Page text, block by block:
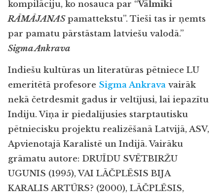
kompilāciju, ko nosauca par “Vālmīki
RĀMĀJANASpamattekstu”. Tieši tas ir ņemts
par pamatu pārstāstam latviešu valodā.”
Sigma Ankrava
Indiešu kultūras un literatūras pētniece LU
emeritētā profesore Sigma Ankrava vairāk
nekā četrdesmit gadus ir veltījusi, lai iepazītu
Indiju. Viņa ir piedalījusies starptautisku
pētniecisku projektu realizēšanā Latvijā, ASV,
Apvienotajā Karalistē un Indijā. Vairāku
grāmatu autore: DRUĪDU SVĒTBIRŽU
UGUNIS (1995), VAI LĀČPLĒSIS BIJA
KARALIS ARTŪRS? (2000), LĀČPLĒSIS,